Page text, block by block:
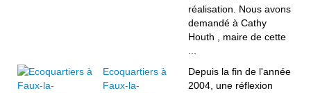
réalisation. Nous avons
demandé à Cathy
Houth , maire de cette
Ecoquartiers à
Faux-la-
Depuis la fin de l'année
2004, une réflexion